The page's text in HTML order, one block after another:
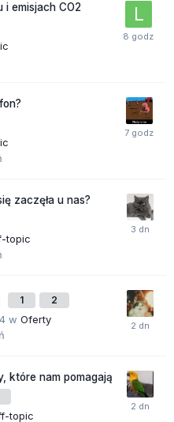
i emisjach CO2
zaczęła u nas?
topic
1 2
w Oferty
które nam pomagają
topic